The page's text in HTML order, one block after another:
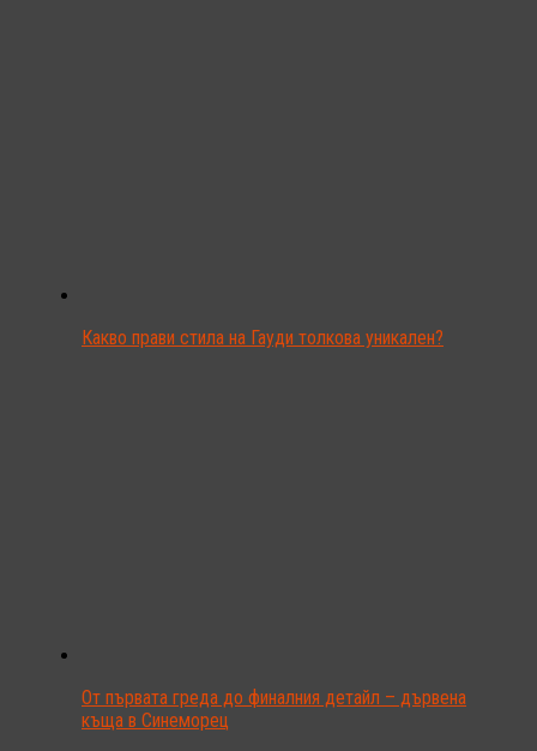
Какво прави стила на Гауди толкова уникален?
От първата греда до финалния детайл – дървена
къща в Синеморец